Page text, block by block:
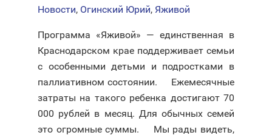
Новости, Огинский Юрий, Яживой
Программа «Яживой» — единственная в
Краснодарском крае поддерживает семьи
с особенными детьми и подростками в
паллиативном состоянии. ⠀ Ежемесячные
затраты на такого ребенка достигают 70
000 рублей в месяц. Для обычных семей
это огромные суммы. ⠀ Мы рады видеть,